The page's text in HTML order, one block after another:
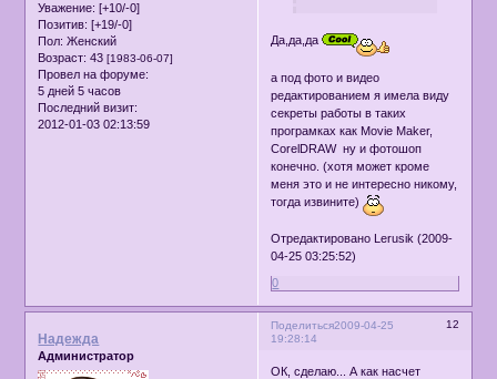
Уважение: [+10/-0]
Позитив: [+19/-0]
Пол: Женский
Возраст: 43[1983-06-07]
Провел на форуме:
5 дней 5 часов
Последний визит:
2012-01-03 02:13:59
Да,да,да
а под фото и видео
редактированием я имела виду
секреты работы в таких
програмках как Movie Maker,
CorelDRAW ну и фотошоп
конечно. (хотя может кроме
меня это и не интересно никому,
тогда извините)
Отредактировано Lerusik (2009-
04-25 03:25:52)
0
Поделиться 12
2009-04-25
19:28:14
Надежда
Администратор
ОК, сделаю... А как насчет